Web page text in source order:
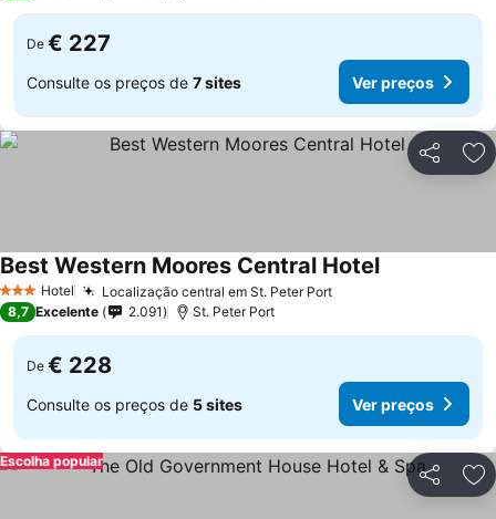
De € 227
Consulte os preços de 7 sites Ver preços
Partilhar
3 EstrelasHotel Localização central em St. Peter Port
Best Western Moores Central Hotel
8,7 Excelente 2.091 St. Peter Port
De € 228
Consulte os preços de 5 sites Ver preços
Partilhar
Escolha popular